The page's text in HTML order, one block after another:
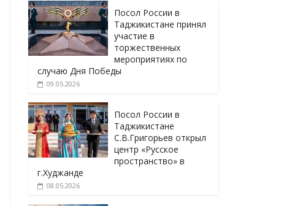
Посол России в
Таджикистане принял
участие в
торжественных
мероприятиях по
случаю Дня Победы
09.05.2026
Посол России в
Таджикистане
С.В.Григорьев открыл
центр «Русское
пространство» в
г.Худжанде
08.05.2026